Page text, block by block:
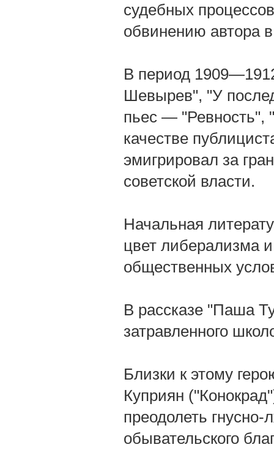
судебных
обвинению автора
В период
Шевырев", "У
пьес — "Ревность",
качестве
эмигрировал за
советской власти.
Начальная
цвет либерализма и
общественных
В рассказе "Паша
затравленного
Близки к этому
Куприян
преодолеть
обывательского